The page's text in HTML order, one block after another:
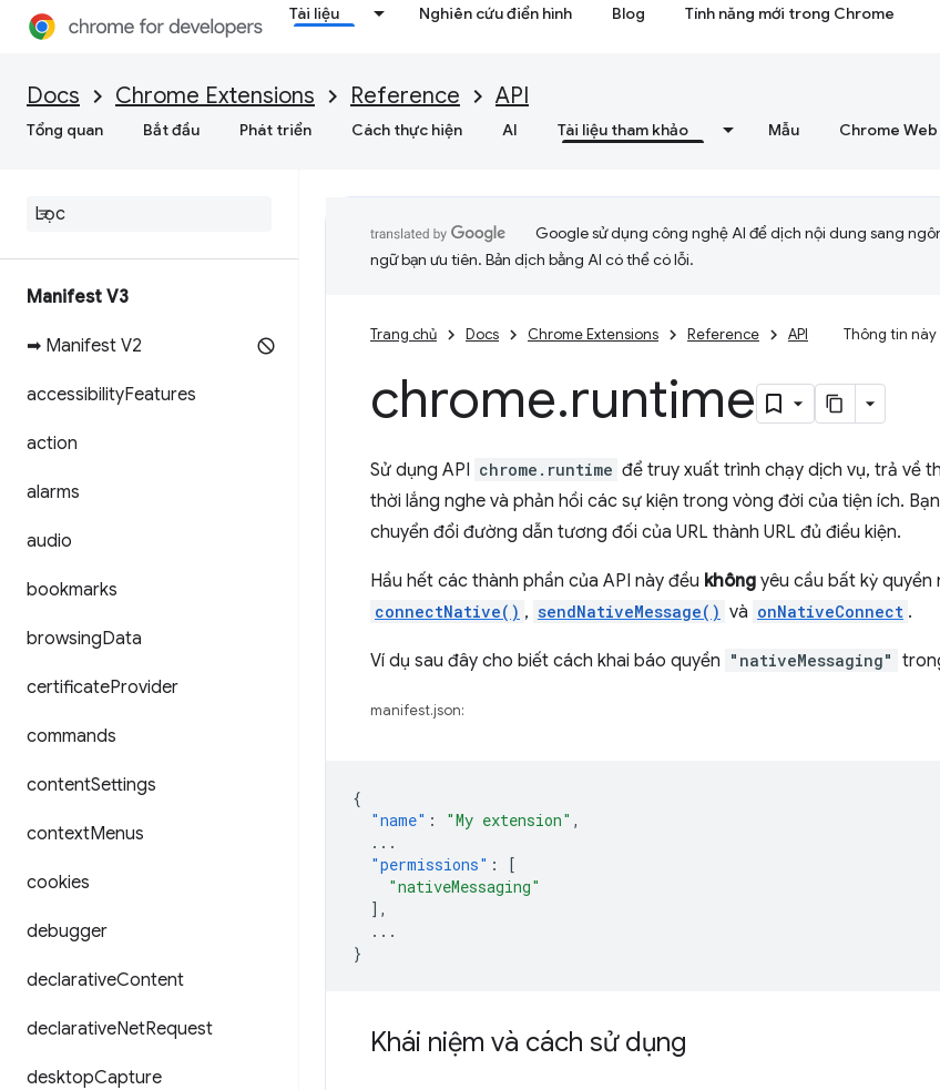
Tài liệu Nghiên cứu điển hình Blog Tính năng mới trong Chrome
Docs Chrome Extensions Reference API
Tổng quan Bắt đầu Phát triển Cách thực hiện AI Tài liệu tham khảo Mẫu Chrome
Manifest V3
➡ Manifest V2
accessibilityFeatures
action
alarms
audio
bookmarks
browsingData
certificateProvider
commands
contentSettings
contextMenus
cookies
debugger
declarativeContent
declarativeNetRequest
desktopCapture
Google sử dụng công nghệ AI để dịch nội dung sang
ngữ bạn ưu tiên. Bản dịch bằng AI có thể có lỗi.
Trang chủ Docs Chrome Extensions Reference API Thông tin này
chrome.runtime
Sử dụng API chrome.runtime để truy xuất trình chạy dịch vụ, trả về
thời lắng nghe và phản hồi các sự kiện trong vòng đời của tiện ích.
chuyển đổi đường dẫn tương đối của URL thành URL đủ điều kiện.
Hầu hết các thành phần của API này đều không yêu cầu bất kỳ quyền
connectNative() , sendNativeMessage() và onNativeConnect .
Ví dụ sau đây cho biết cách khai báo quyền "nativeMessaging"
manifest.json:
{
"name" : "My extension" ,
...
"permissions" :
[
"nativeMessaging"
],
...
}
Khái niệm và cách sử dụng